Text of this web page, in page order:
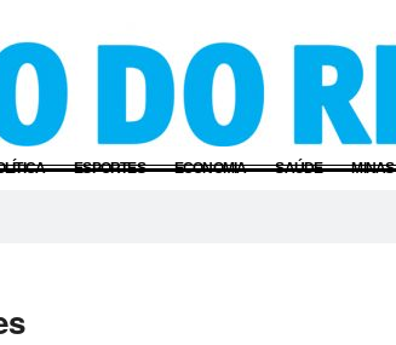
ESPORTES ECONOMIA SAÚDE